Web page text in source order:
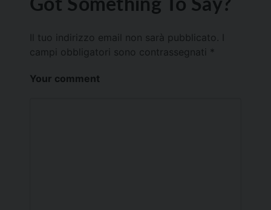
Il tuo indirizzo email non sarà pubblicato.
campi obbligatori sono contrassegnati *
Your comment